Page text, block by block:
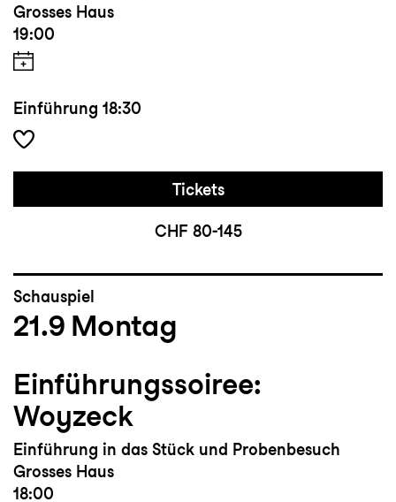
Grosses Haus
19:00
Einführung 18:30
Tickets
CHF 80-145
Schauspiel
21.9 Montag
Einführungssoiree:
Woyzeck
Einführung in das Stück und Probenbesuch
Grosses Haus
18:00